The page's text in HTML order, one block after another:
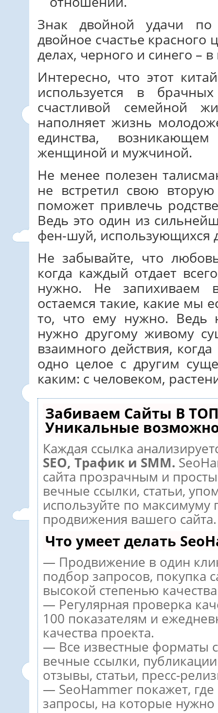
Знак двойной удачи
двойное счастье
делах, черного и синего –
Интересно, что этот
используется в
счастливой семейной
наполняет жизнь
единства,
женщиной и мужчиной.
Не менее полезен
не встретил свою
поможет привлечь
Ведь это один из
фен-шуй, использующихся
Не забывайте, что
когда каждый отдает
нужно. Не запихиваем
остаемся такие, какие мы
то, что ему нужно. Ведь
нужно другому живому
взаимного действия,
одно целое с другим
каким: с человеком,
Забиваем Сайты В
Уникальные
Каждая ссылка
SEO, Трафик и SMM.
сайта прозрачным и
вечные ссылки, статьи,
используйте по максимуму
продвижения вашего сайта.
Что умеет делать
— Продвижение в один
подбор запросов, покупка
высокой степенью
— Регулярная проверка
100 показателям и
качества проекта.
— Все известные форматы
вечные ссылки,
отзывы, статьи, пресс-
— SeoHammer покажет,
запросы, на которые